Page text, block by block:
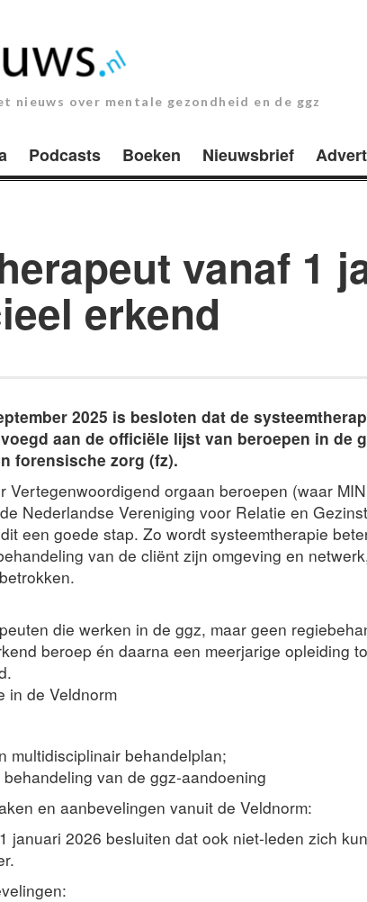
nieuws over mentale gezondheid en de ggz
Podcasts Boeken Nieuwsbrief
vanaf 1
erkend
2025 is besloten dat de
aan de officiële lijst van beroepen in de
forensische zorg (fz).
Vertegenwoordigend orgaan beroepen (waar
Nederlandse Vereniging voor Relatie en
een goede stap. Zo wordt systeemtherapie
van de cliënt zijn omgeving en
die werken in de ggz, maar geen
beroep én daarna een meerjarige opleiding
in de Veldnorm
multidisciplinair behandelplan;
van de ggz-aandoening
en aanbevelingen vanuit de Veldnorm:
januari 2026 besluiten dat ook niet-leden zich